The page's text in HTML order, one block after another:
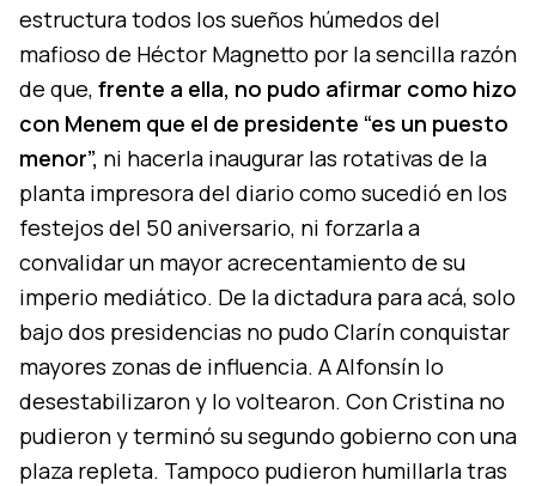
estructura todos los sueños húmedos del
mafioso de Héctor Magnetto por la sencilla razón
de que, frente a ella, no pudo afirmar como hizo
con Menem que el de presidente “es un puesto
menor”, ni hacerla inaugurar las rotativas de la
planta impresora del diario como sucedió en los
festejos del 50 aniversario, ni forzarla a
convalidar un mayor acrecentamiento de su
imperio mediático. De la dictadura para acá, solo
bajo dos presidencias no pudo Clarín conquistar
mayores zonas de influencia. A Alfonsín lo
desestabilizaron y lo voltearon. Con Cristina no
pudieron y terminó su segundo gobierno con una
plaza repleta. Tampoco pudieron humillarla tras